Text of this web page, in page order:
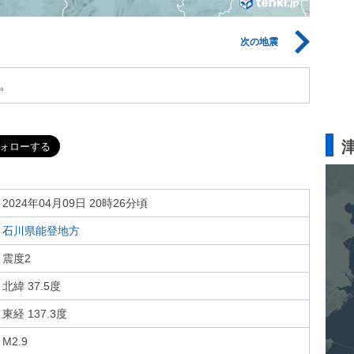
次の地震
2024年04月09日 20時26分頃
石川県能登地方
震度2
北緯 37.5度
東経 137.3度
M2.9